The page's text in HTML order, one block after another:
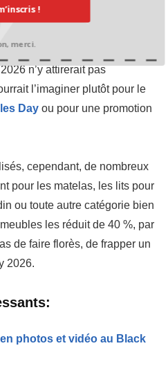
c’est pourquoi une telle
n’y attirerait pas
l’imaginer plutôt pour le
Day ou pour une promotion
cependant, de nombreux
pour les matelas, les lits pour
ou toute autre catégorie bien
les réduit de 40 %, par
de faire florès, de frapper un
2026.
photos et vidéo au Black
!
merci.